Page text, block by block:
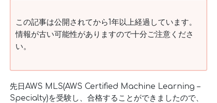
この記事は公開されてから1年以上経過しています。
情報が古い可能性がありますので十分ご注意くださ
い。
先日AWS MLS(AWS Certified Machine Learning –
Specialty)を受験し、合格することができましたので、